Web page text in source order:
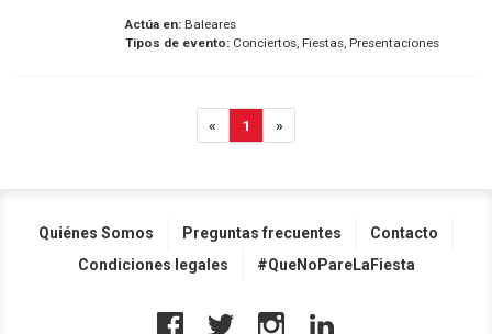
Actúa en:Baleares
Tipos de evento:Conciertos, Fiestas, Presentaciones
« 1 »
Quiénes Somos Preguntas frecuentes
Contacto
Condiciones legales
#QueNoPareLaFiesta